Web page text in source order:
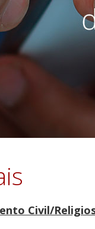
Civil/